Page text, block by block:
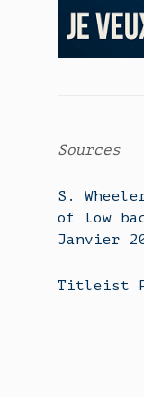
Sources
S.
of low
Janvier
Titleist